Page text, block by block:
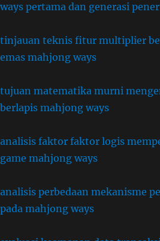
ways pertama dan generasi
tinjauan teknis fitur multiplier
emas mahjong ways
tujuan matematika murni
berlapis mahjong ways
analisis faktor faktor logis
game mahjong ways
analisis perbedaan mekanisme
pada mahjong ways